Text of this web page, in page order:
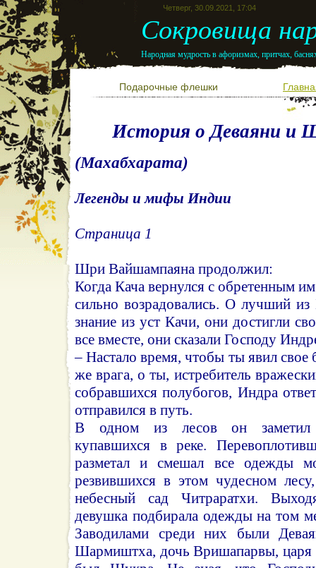
Четверг, 30.09.2021, 17:04
Сокровища
Народная мудрость в афоризмах, притчах,
Подарочные флешки
История о Деваяни и
(Махабхарата)
Легенды и мифы Индии
Страница 1
Шри Вайшампаяна продолжил:
Когда Кача вернулся с обретенным
сильно возрадовались. О лучший из
знание из уст Качи, они достигли
все вместе, они сказали Господу
– Настало время, чтобы ты явил свое
же врага, о ты, истребитель
собравшихся полубогов, Индра
отправился в путь.
В одном из лесов он заметил
купавшихся в реке.
разметал и смешал все одежды
резвившихся в этом чудесном
небесный сад Читраратхи.
девушка подбирала одежды на том
Заводилами среди них были
Шармиштха, дочь Вришапарвы, царя